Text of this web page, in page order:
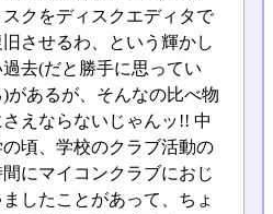
スクをディスクエディタで
旧させるわ、という輝かし
過去(だと勝手に思ってい
)があるが、そんなの比べ物
さえならないじゃんッ!! 中
の頃、学校のクラブ活動の
間にマイコンクラブにおじ
ましたことがあって、ちょ